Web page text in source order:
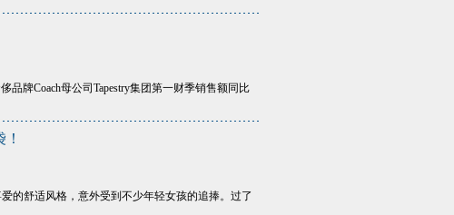
品牌Coach母公司Tapestry集团第一财季销售额同比
的舒适风格，意外受到不少年轻女孩的追捧。过了